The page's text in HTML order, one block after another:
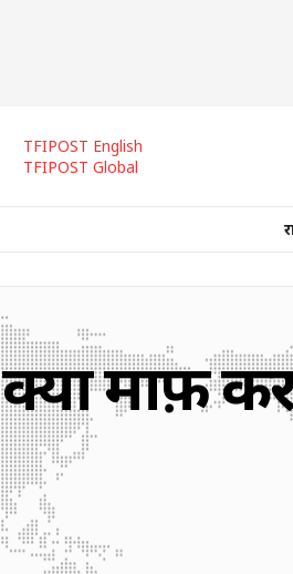
TFIPOST English
TFIPOST Global
क्यों माफ़